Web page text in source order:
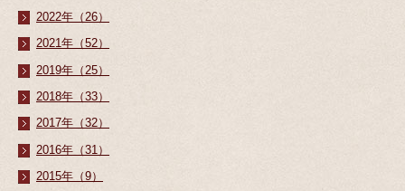
2022年（26）
2021年（52）
2019年（25）
2018年（33）
2017年（32）
2016年（31）
2015年（9）